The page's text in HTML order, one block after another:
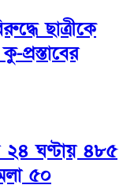
ছাত্রীকে
প্রস্তাবের
২৪ ঘণ্টায় ৪৮৫
৫০